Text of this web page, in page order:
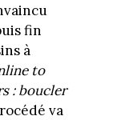
fin
à
to
: boucler
va